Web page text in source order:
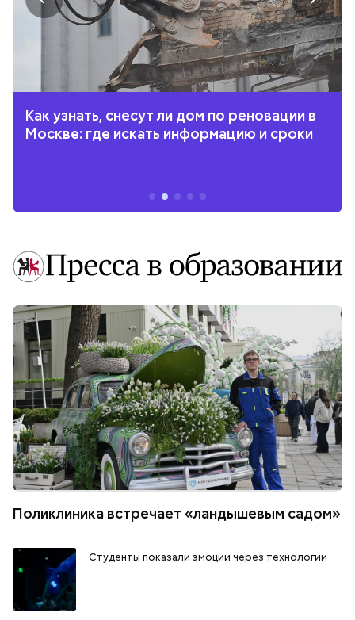
Как узнать, снесут ли дом по реновации в
Москве: где искать информацию и сроки
Поликлиника встречает «ландышевым садом»
Студенты показали эмоции через технологии